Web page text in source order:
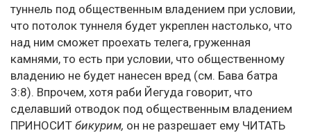
туннель под общественным владением при условии,
что потолок туннеля будет укреплен настолько, что
над ним сможет проехать телега, груженная
камнями, то есть при условии, что общественному
владению не будет нанесен вред (см. Бава батра
3:8). Впрочем, хотя раби Йегуда говорит, что
сделавший отводок под общественным владением
ПРИНОСИТ бикурим, он не разрешает ему ЧИТАТЬ